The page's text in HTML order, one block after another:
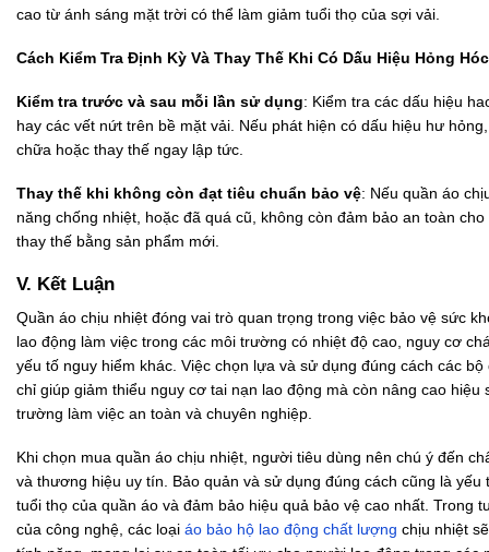
cao từ ánh sáng mặt trời có thể làm giảm tuổi thọ của sợi vải.
Cách Kiểm Tra Định Kỳ Và Thay Thế Khi Có Dấu Hiệu Hỏng Hóc
Kiểm tra trước và sau mỗi lần sử dụng: Kiểm tra các dấu hiệu
hay các vết nứt trên bề mặt vải. Nếu phát hiện có dấu hiệu hư
chữa hoặc thay thế ngay lập tức.
Thay thế khi không còn đạt tiêu chuẩn bảo vệ: Nếu quần áo
năng chống nhiệt, hoặc đã quá cũ, không còn đảm bảo an toàn
thay thế bằng sản phẩm mới.
V. Kết Luận
Quần áo chịu nhiệt đóng vai trò quan trọng trong việc bảo vệ sức
lao động làm việc trong các môi trường có nhiệt độ cao, nguy cơ
yếu tố nguy hiểm khác. Việc chọn lựa và sử dụng đúng cách các
chỉ giúp giảm thiểu nguy cơ tai nạn lao động mà còn nâng cao hiệu
trường làm việc an toàn và chuyên nghiệp.
Khi chọn mua quần áo chịu nhiệt, người tiêu dùng nên chú ý đến
và thương hiệu uy tín. Bảo quản và sử dụng đúng cách cũng là yếu
tuổi thọ của quần áo và đảm bảo hiệu quả bảo vệ cao nhất. Trong
của công nghệ, các loại áo bảo hộ lao động chất lượng chịu nhiệt